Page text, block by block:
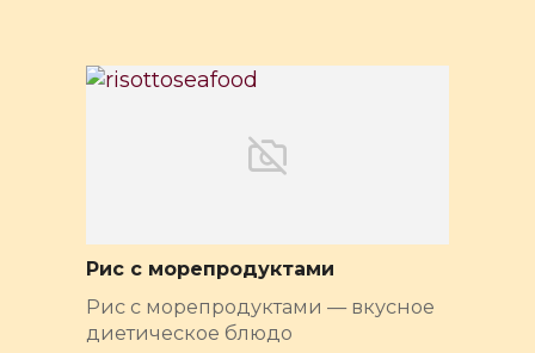
Рис с морепродуктами
Рис с морепродуктами — вкусное
диетическое блюдо